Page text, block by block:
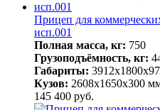
Прицеп для
исп.001
Полная масса, кг: 750
Грузоподъёмность, кг:
Габариты:
Кузов: 2608х1650х300
145 400 руб.